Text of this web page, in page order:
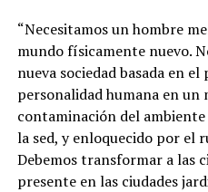
“Necesitamos un hombre
mundo físicamente nuevo.
nueva sociedad basada en
personalidad humana en un
contaminación del
la sed, y enloquecido por el
Debemos transformar a las
presente en las ciudades